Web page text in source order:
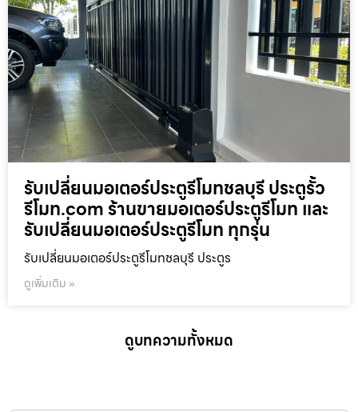
รับเปลี่ยนมอเตอร์ประตูรีโมทชลบุรี ประตูรั้ว
รีโมท.com ร้านขายมอเตอร์ประตูรีโมท และ
รับเปลี่ยนมอเตอร์ประตูรีโมท ทุกรุ่น
รับเปลี่ยนมอเตอร์ประตูรีโมทชลบุรี ประตูร
ดูเพิ่มเติม »
ดูบทความทั้งหมด